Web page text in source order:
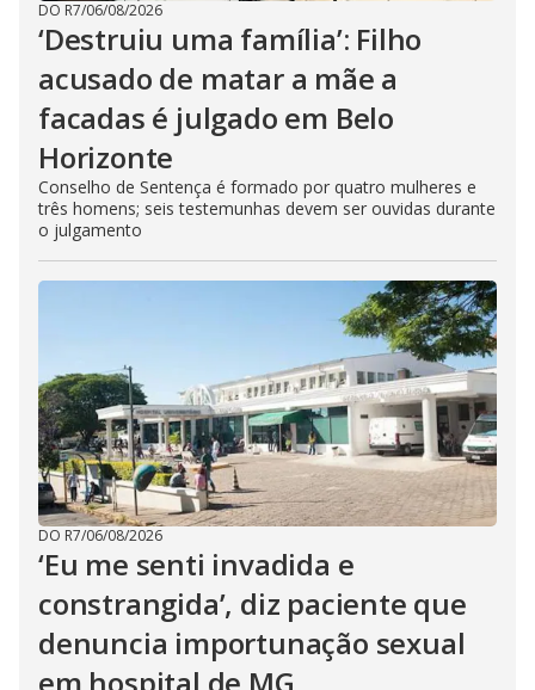
DO R7/06/08/2026
‘Destruiu uma família’: Filho
acusado de matar a mãe a
facadas é julgado em Belo
Horizonte
Conselho de Sentença é formado por quatro mulheres e
três homens; seis testemunhas devem ser ouvidas durante
o julgamento
DO R7/06/08/2026
‘Eu me senti invadida e
constrangida’, diz paciente que
denuncia importunação sexual